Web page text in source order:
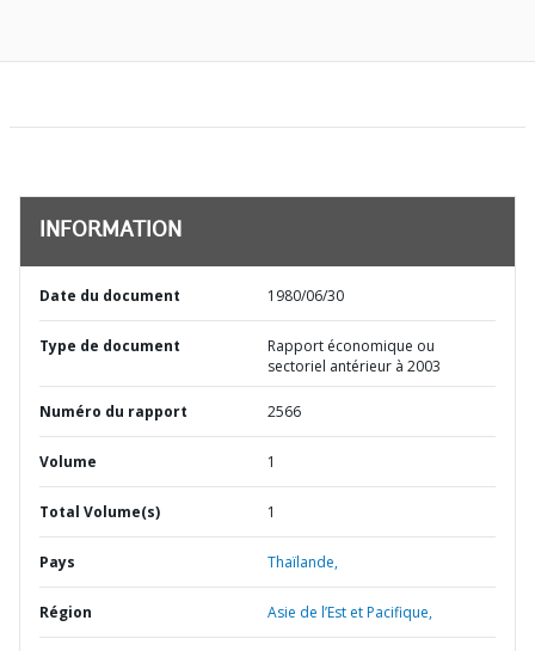
INFORMATION
Date du document 1980/06/30
Type de document
Rapport économique ou
sectoriel antérieur à 2003
Numéro du rapport 2566
Volume 1
Total Volume(s) 1
Pays Thaïlande,
Région Asie de l’Est et Pacifique,